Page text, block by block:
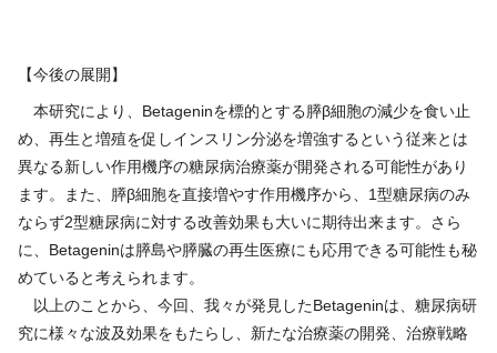
【今後の展開】
本研究により、Betageninを標的とする膵β細胞の減少を食い止
め、再生と増殖を促しインスリン分泌を増強するという従来とは
異なる新しい作用機序の糖尿病治療薬が開発される可能性があり
ます。また、膵β細胞を直接増やす作用機序から、1型糖尿病のみ
ならず2型糖尿病に対する改善効果も大いに期待出来ます。さら
に、Betageninは膵島や膵臓の再生医療にも応用できる可能性も秘
めていると考えられます。
以上のことから、今回、我々が発見したBetageninは、糖尿病研
究に様々な波及効果をもたらし、新たな治療薬の開発、治療戦略